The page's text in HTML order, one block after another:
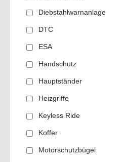
Diebstahlwarnanlage
DTC
ESA
Handschutz
Hauptständer
Heizgriffe
Keyless Ride
Koffer
Motorschutzbügel